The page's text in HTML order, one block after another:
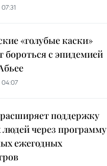
«голубые каски»
бороться с эпидемией
поддержку
через программу
ежегодных